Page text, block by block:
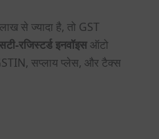
से ज्यादा है, तो GST
रजिस्टर्ड इनवॉइसऑटो
सप्लाय प्लेस, और टैक्स